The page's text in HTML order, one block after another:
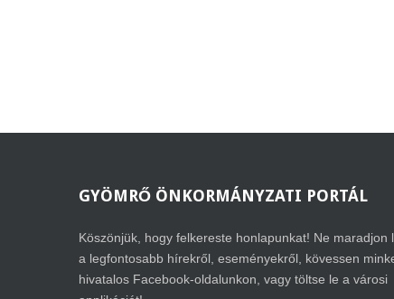
GYÖMRŐ ÖNKORMÁNYZATI PORTÁL
Köszönjük, hogy felkereste honlapunkat! Ne maradjon
a legfontosabb hírekről, eseményekről, kövessen
hivatalos Facebook-oldalunkon, vagy töltse le a városi